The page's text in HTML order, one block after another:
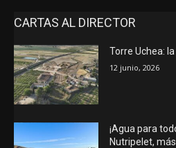
CARTAS AL DIRECTOR
Torre Uchea:
12 junio, 2026
¡Agua para
Nutripelet,